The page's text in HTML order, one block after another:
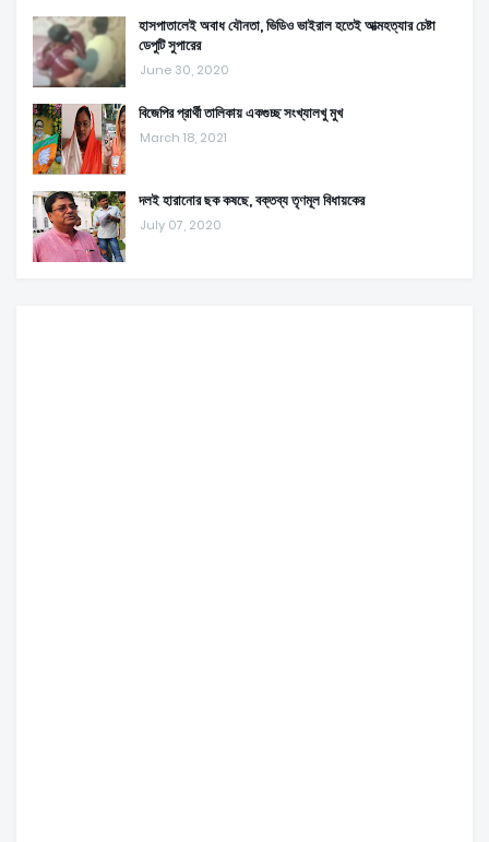
হাসপাতালেই অবাধ যৌনতা, ভিডিও ভাইরাল হতেই আত্মহত্যার চেষ্টা
ডেপুটি সুপারের
June 30, 2020
বিজেপির প্রার্থী তালিকায় একগুচ্ছ সংখ্যালখু মুখ
March 18, 2021
দলই হারানোর ছক কষছে, বক্তব্য তৃণমূল বিধায়কের
July 07, 2020